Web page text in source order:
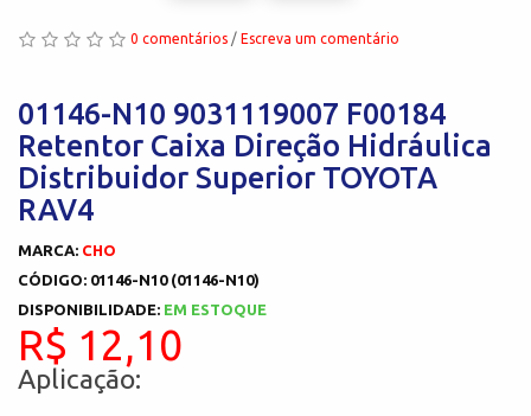
0 comentários / Escreva um comentário
01146-N10 9031119007 F00184
Retentor Caixa Direção Hidráulica
Distribuidor Superior TOYOTA
RAV4
MARCA: CHO
CÓDIGO: 01146-N10 (01146-N10)
DISPONIBILIDADE: EM ESTOQUE
R$ 12,10
Aplicação: